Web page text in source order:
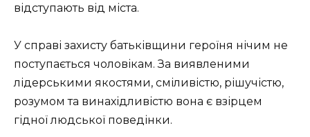
відступають від міста.
У справі захисту батьківщини героїня нічим не
поступається чоловікам. За виявленими
лідерськими якостями, сміливістю, рішучістю,
розумом та винахідливістю вона є взірцем
гідної людської поведінки.